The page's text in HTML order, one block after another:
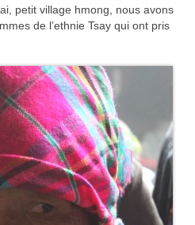
petit village hmong, nous avons
de l’ethnie Tsay qui ont pris